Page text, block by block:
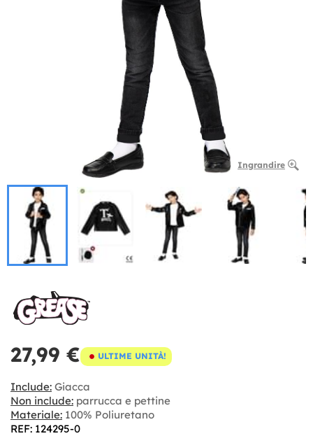
Ingrandire
27,99 € ULTIME UNITÀ!
Include: Giacca
Non include: parrucca e pettine
Materiale: 100% Poliuretano
REF: 124295-0